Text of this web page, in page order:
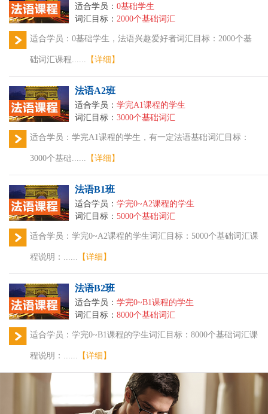
适合学员： 0基础学生
词汇目标： 2000个基础词汇
适合学员：0基础学生，法语兴趣爱好者词汇目标：2000个基
础词汇课程...... 【详细】
法语A2班
适合学员： 学完A1课程的学生
词汇目标： 3000个基础词汇
适合学员：学完A1课程的学生，有一定法语基础词汇目标：
3000个基础...... 【详细】
法语B1班
适合学员： 学完0~A2课程的学生
词汇目标： 5000个基础词汇
适合学员：学完0~A2课程的学生词汇目标：5000个基础词汇课
程说明：...... 【详细】
法语B2班
适合学员： 学完0~B1课程的学生
词汇目标： 8000个基础词汇
适合学员：学完0~B1课程的学生词汇目标：8000个基础词汇课
程说明：...... 【详细】